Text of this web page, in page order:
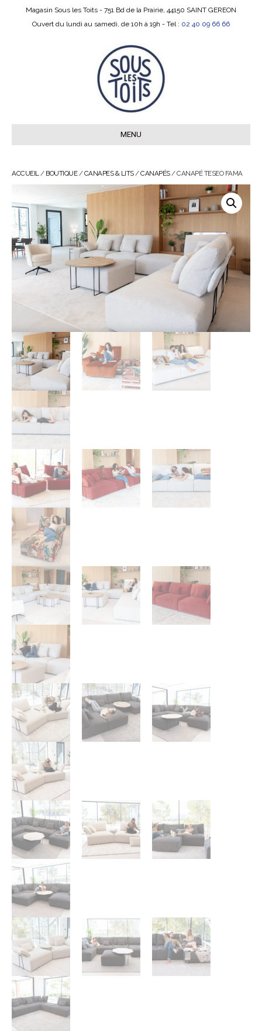
Magasin Sous les Toits - 751 Bd de la Prairie, 44150 SAINT GEREON
Ouvert du lundi au samedi, de 10h à 19h - Tel : 02 40 09 66 66
MENU
ACCUEIL/ BOUTIQUE/CANAPES & LITS/CANAPÉS/ CANAPÉ TESEO FAMA